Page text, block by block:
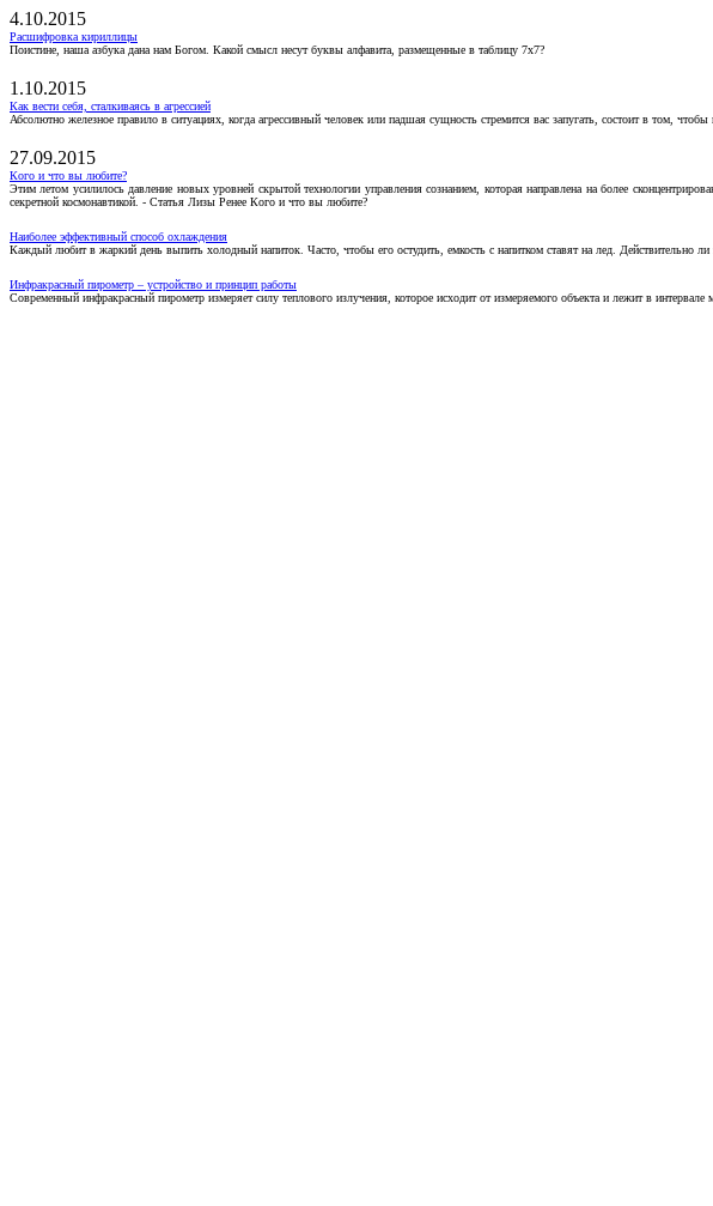
4.10.2015
Расшифровка кириллицы
Поистине, наша азбука дана нам Богом. Какой смысл несут буквы алфавита, размещенные в таблицу 7х7?
1.10.2015
Как вести себя, сталкиваясь в агрессией
Абсолютно железное правило в ситуациях, когда агрессивный человек или падшая сущность стремится вас запугать, состоит в том,
27.09.2015
Кого и что вы любите?
Этим летом усилилось давление новых уровней скрытой технологии управления сознанием, которая направлена на более
секретной космонавтикой. - Статья Лизы Ренее Кого и что вы любите?
Наиболее эффективный способ охлаждения
Каждый любит в жаркий день выпить холодный напиток. Часто, чтобы его остудить, емкость с напитком ставят на лед. Действительно
Инфракрасный пирометр – устройство и принцип работы
Современный инфракрасный пирометр измеряет силу теплового излучения, которое исходит от измеряемого объекта и лежит в